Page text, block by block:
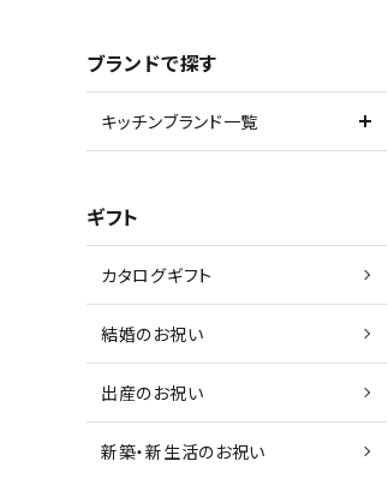
ブランドで探す
キッチンブランド一覧
ギフト
カタログギフト
結婚のお祝い
出産のお祝い
新築・新生活のお祝い